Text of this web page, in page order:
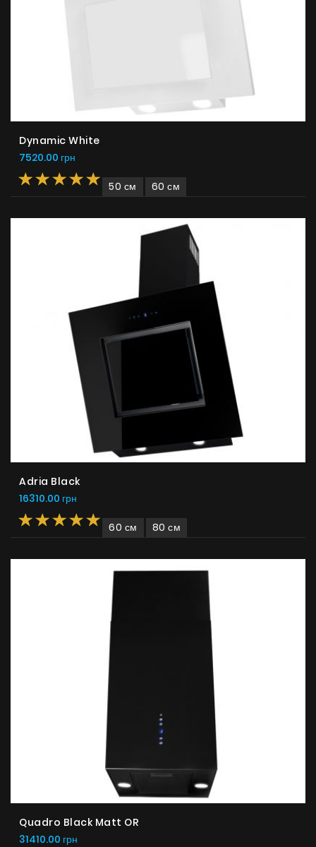
Dynamic White
7520.00 грн
50 см 60 см
Adria Black
16310.00 грн
60 см 80 см
Quadro Black Matt OR
31410.00 грн